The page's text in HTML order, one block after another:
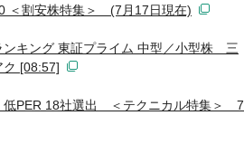
＜割安株特集＞ (7月17日現在)
ンキング 東証プライム 中型／小型株 三
ク [08:57]
低PER 18社選出 ＜テクニカル特集＞ 7